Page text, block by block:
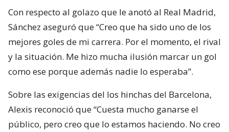
Con respecto al golazo que le anotó al Real Madrid,
Sánchez aseguró que “Creo que ha sido uno de los
mejores goles de mi carrera. Por el momento, el rival
y la situación. Me hizo mucha ilusión marcar un gol
como ese porque además nadie lo esperaba”.
Sobre las exigencias del los hinchas del Barcelona,
Alexis reconoció que “Cuesta mucho ganarse el
público, pero creo que lo estamos haciendo. No creo